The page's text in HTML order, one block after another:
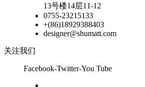
13号楼14层11-12
0755-23215133
+(86)18929388403
designer@shumatt.com
关注我们
Facebook-Twitter-You Tube